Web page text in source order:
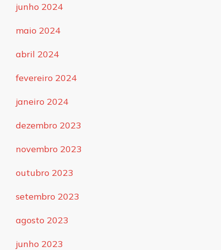
junho 2024
maio 2024
abril 2024
fevereiro 2024
janeiro 2024
dezembro 2023
novembro 2023
outubro 2023
setembro 2023
agosto 2023
junho 2023